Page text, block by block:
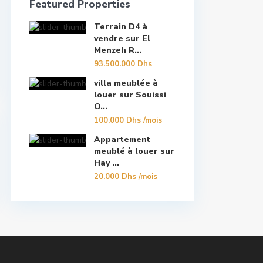
Featured Properties
Terrain D4 à
vendre sur El
Menzeh R...
93.500.000 Dhs
villa meublée à
louer sur Souissi
O...
100.000 Dhs/mois
Appartement
meublé à louer sur
Hay ...
20.000 Dhs/mois